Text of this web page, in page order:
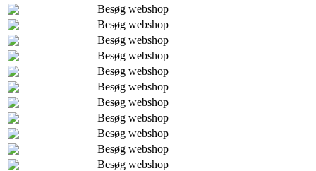
Besøg webshop
Besøg webshop
Besøg webshop
Besøg webshop
Besøg webshop
Besøg webshop
Besøg webshop
Besøg webshop
Besøg webshop
Besøg webshop
Besøg webshop